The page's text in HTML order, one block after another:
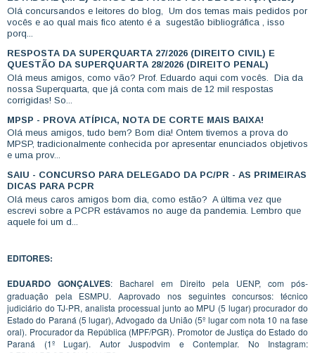
Olá concursandos e leitores do blog, Um dos temas mais pedidos por
vocês e ao qual mais fico atento é a sugestão bibliográfica , isso
porq...
RESPOSTA DA SUPERQUARTA 27/2026 (DIREITO CIVIL) E
QUESTÃO DA SUPERQUARTA 28/2026 (DIREITO PENAL)
Olá meus amigos, como vão? Prof. Eduardo aqui com vocês. Dia da
nossa Superquarta, que já conta com mais de 12 mil respostas
corrigidas! So...
MPSP - PROVA ATÍPICA, NOTA DE CORTE MAIS BAIXA!
Olá meus amigos, tudo bem? Bom dia! Ontem tivemos a prova do
MPSP, tradicionalmente conhecida por apresentar enunciados objetivos
e uma prov...
SAIU - CONCURSO PARA DELEGADO DA PC/PR - AS PRIMEIRAS
DICAS PARA PCPR
Olá meus caros amigos bom dia, como estão? A última vez que
escrevi sobre a PCPR estávamos no auge da pandemia. Lembro que
aquele foi um d...
EDITORES:
EDUARDO GONÇALVES: Bacharel em Direito pela UENP, com pós-
graduação pela ESMPU. Aaprovado nos seguintes concursos: técnico
judiciário do TJ-PR, analista processual junto ao MPU (5 lugar) procurador do
Estado do Paraná (5 lugar), Advogado da União (5º lugar com nota 10 na fase
oral). Procurador da República (MPF/PGR). Promotor de Justiça do Estado do
Paraná (1º Lugar). Autor Juspodvim e Contemplar. No Instagram: